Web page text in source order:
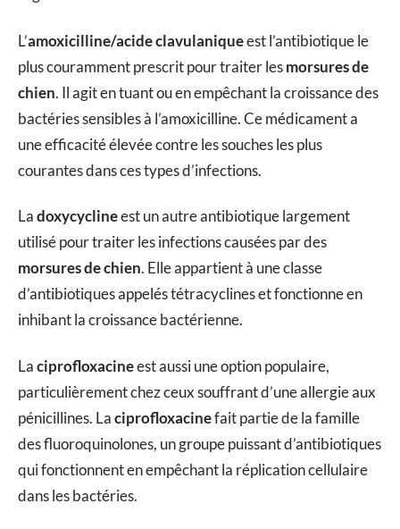
L’amoxicilline/acide clavulaniqueest l’antibiotique le
plus couramment prescrit pour traiter lesmorsures de
chien. Il agit en tuant ou en empêchant la croissance des
bactéries sensibles à l’amoxicilline. Ce médicament a
une efficacité élevée contre les souches les plus
courantes dans ces types d’infections.
Ladoxycyclineest un autre antibiotique largement
utilisé pour traiter les infections causées par des
morsures de chien. Elle appartient à une classe
d’antibiotiques appelés tétracyclines et fonctionne en
inhibant la croissance bactérienne.
Laciprofloxacineest aussi une option populaire,
particulièrement chez ceux souffrant d’une allergie aux
pénicillines. Laciprofloxacinefait partie de la famille
des fluoroquinolones, un groupe puissant d’antibiotiques
qui fonctionnent en empêchant la réplication cellulaire
dans les bactéries.